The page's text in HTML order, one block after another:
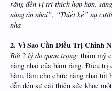
răng đến vị trí thích hợp hơn,
năng ăn nhai”. “Thiết kế” nụ
nha
2. Vì Sao Cần Điều Trị Chỉnh
Bởi 2 lý do quan trọng: thẩm mỹ
năng nhai của hàm răng. Điều trị
hàm, làm cho chức năng nhai tốt
dẫn đến sự cải thiện sức khỏe